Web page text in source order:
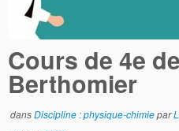
Cours de 4e
Berthomier
dansDiscipline : physique-chimiepar